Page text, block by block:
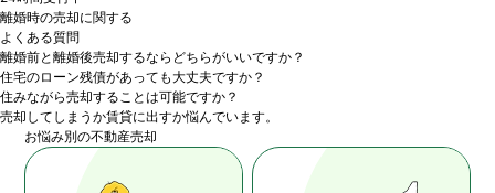
離婚時の売却に関する
よくある質問
離婚前と離婚後売却するならどちらがいいですか？
住宅のローン残債があっても大丈夫ですか？
住みながら売却することは可能ですか？
売却してしまうか賃貸に出すか悩んでいます。
お悩み別の不動産売却